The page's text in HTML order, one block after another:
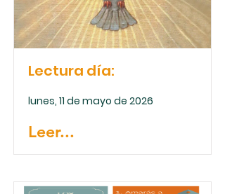
Lectura día:
lunes, 11 de mayo de 2026
Leer...